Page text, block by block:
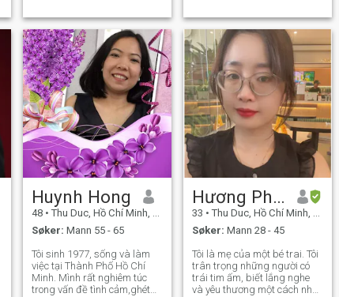
mitt sammen, elske og ta
vare på hverandre. Hvis du
også leter etter de samme
tingene som meg, vennligst
kontakt meg, la oss gi
hverandre en sjanse til å
finne lykken i livet.
SCAMMER, STAY AWAY
FROM ME, BECAUSE I WILL
REPORT YOU
ønsker å oppleve et nytt og
mer utviklet habitat enn jeg
har, selvfølgelig er du ikke
min billett til eksport, men
fordi jeg tror på skjebnen
mer så vær ærlig følelser.
Huynh Hong
48 • Thu Duc, Hồ Chí Minh, Vietnam
Søker: Mann 55 - 65
Tôi sinh 1977, sống và làm
việc tại Thành Phố Hồ Chí
Minh. Mình rất nghiêm túc
trong vấn đề tình cảm,ghét
Hương Phạm
33 • Thu Duc, Hồ Chí Minh, Vietnam
Søker: Mann 28 - 45
Tôi là mẹ của một bé trai. Tôi
trân trọng những người có
trái tim ấm, biết lắng nghe
và yêu thương một cách nhẹ